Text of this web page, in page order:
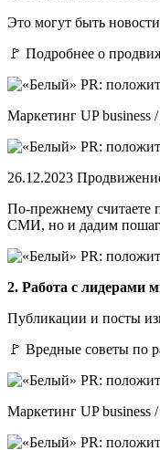
Это могут быть
🚩 Подробнее о
Маркетинг UP business
26.12.2023
По-прежнему считаете
СМИ, но и дадим
2. Работа с лидерами
Публикации и посты
🚩 Вредные советы по
Маркетинг UP business